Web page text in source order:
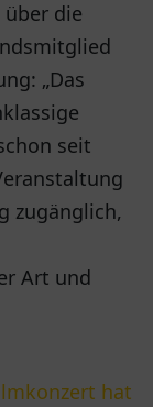
die
„Das
seit
zugänglich,
Art und
hat